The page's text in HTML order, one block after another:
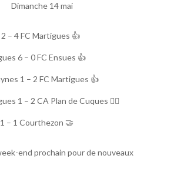
Dimanche 14 mai
– 4 FC Martigues 👍
6 – 0 FC Ensues 👍
1 – 2 FC Martigues 👍
1 – 2 CA Plan de Cuques 👎🏼
– 1 Courthezon 🤝
end prochain pour de nouveaux